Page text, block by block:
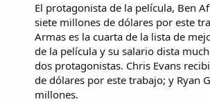
El protagonista de la película, Ben
siete millones de dólares por este
Armas es la cuarta de la lista de
de la película y su salario dista
dos protagonistas. Chris Evans
de dólares por este trabajo; y Ryan
millones.